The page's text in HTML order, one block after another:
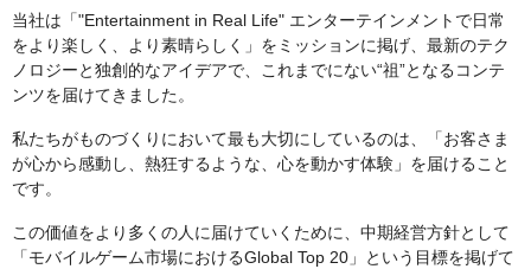
当社は「"Entertainment in Real Life" エンターテインメントで日常
をより楽しく、より素晴らしく」をミッションに掲げ、最新のテク
ノロジーと独創的なアイデアで、これまでにない“祖”となるコンテ
ンツを届けてきました。
私たちがものづくりにおいて最も大切にしているのは、「お客さま
が心から感動し、熱狂するような、心を動かす体験」を届けること
です。
この価値をより多くの人に届けていくために、中期経営方針として
「モバイルゲーム市場におけるGlobal Top 20」という目標を掲げて